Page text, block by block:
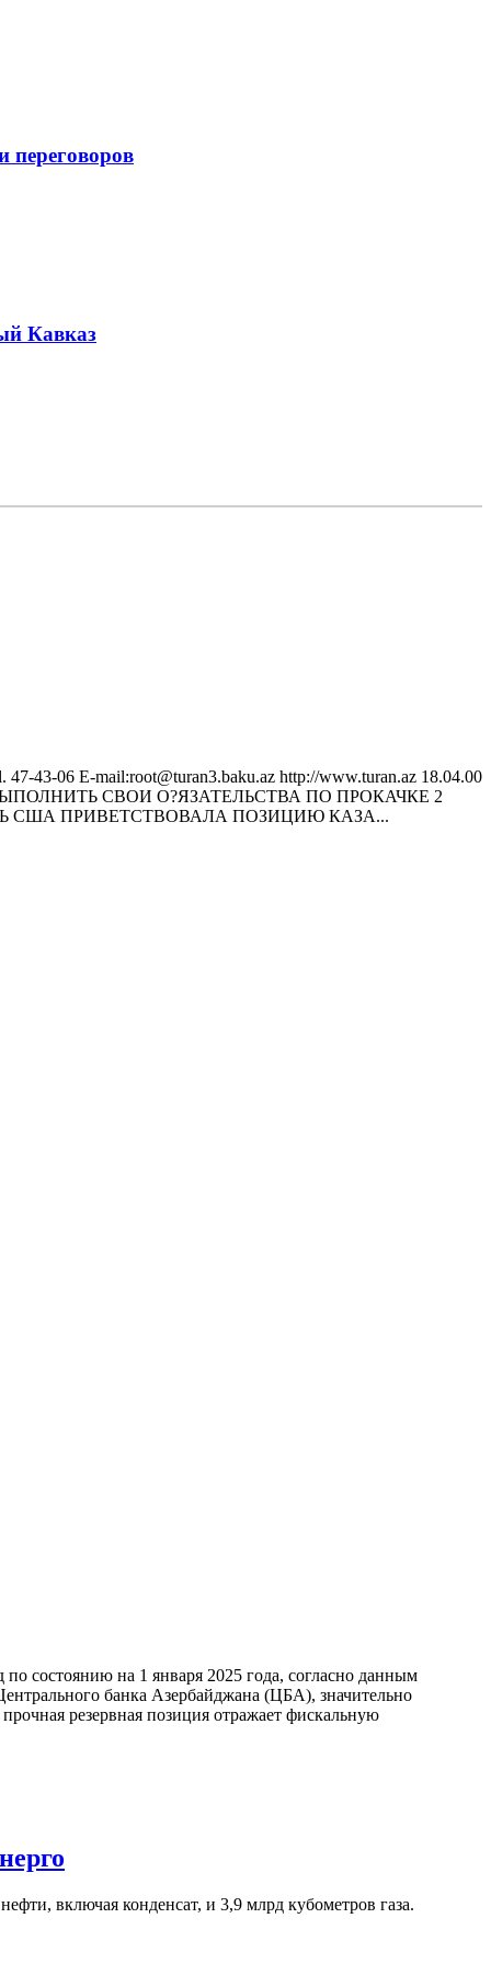
переговоров
Кавказ
43-06 E-mail:root@turan3.baku.az httр://www.turan.az 18.04.00
СВОИ О?ЯЗАТЕЛЬСТВА ПО ПРОКАЧКЕ 2
США ПРИВЕТСТВОВАЛА ПОЗИЦИЮ КАЗА...
состоянию на 1 января 2025 года, согласно данным
банка Азербайджана (ЦБА), значительно
резервная позиция отражает фискальную
включая конденсат, и 3,9 млрд кубометров газа.